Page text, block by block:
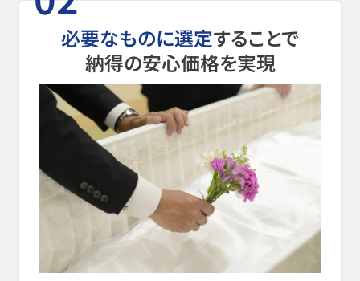
必要なものに選定することで
納得の安心価格を実現